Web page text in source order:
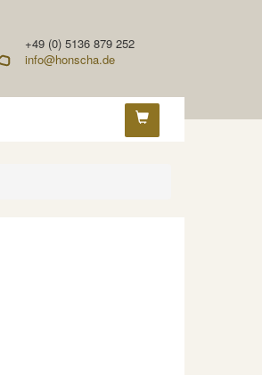
+49 (0) 5136 879 252
info@honscha.de